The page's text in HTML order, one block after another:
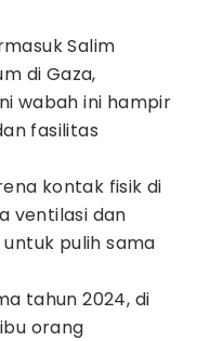
Salim
di Gaza,
wabah ini hampir
fasilitas
kontak fisik di
ventilasi dan
pulih sama
tahun 2024, di
orang